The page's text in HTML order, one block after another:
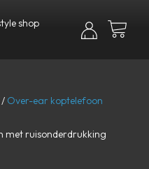
/ Over-ear koptelefoon